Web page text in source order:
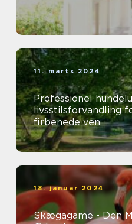
11. marts 2024
Professionel
livsstilsforvandling
firbenede ven
18. januar 2024
Skægagame - Den